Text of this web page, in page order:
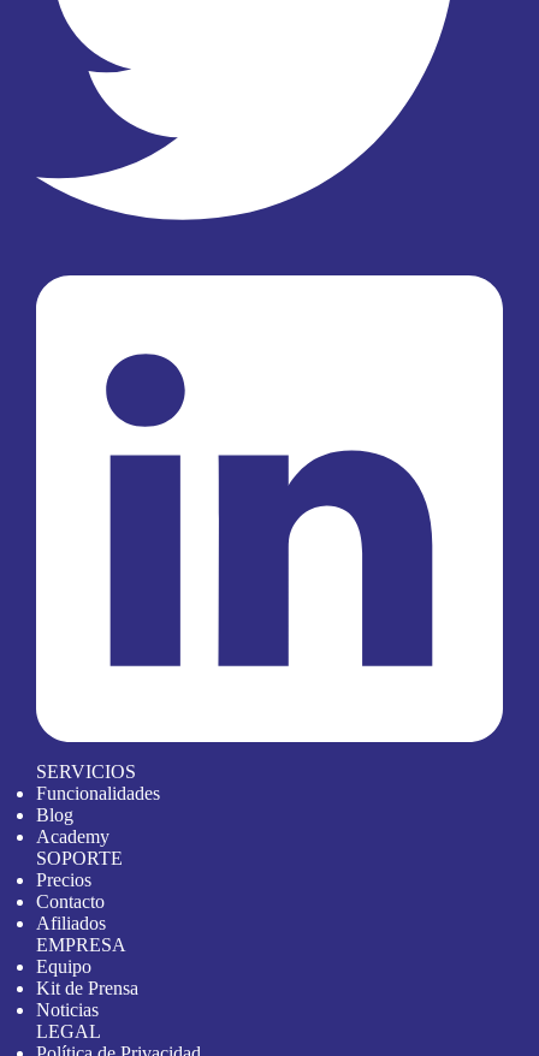
SERVICIOS
Funcionalidades
Blog
Academy
SOPORTE
Precios
Contacto
Afiliados
EMPRESA
Equipo
Kit de Prensa
Noticias
LEGAL